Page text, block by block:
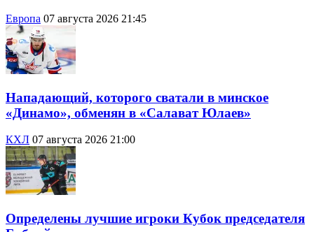
Европа 07 августа 2026 21:45
Нападающий, которого сватали в минское
«Динамо», обменян в «Салават Юлаев»
КХЛ 07 августа 2026 21:00
Определены лучшие игроки Кубок председателя